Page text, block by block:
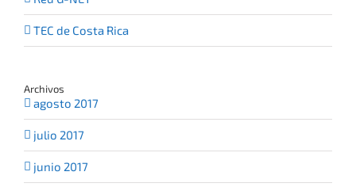
TEC de Costa Rica
Archivos
agosto 2017
julio 2017
junio 2017